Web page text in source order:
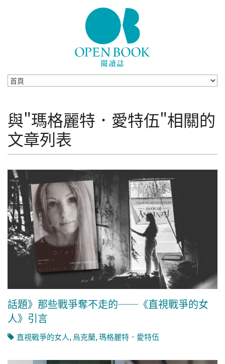
與"瑪格麗特．愛特伍"相關的
文章列表
話題》那些戰爭奪不走的──《直視戰爭的女
人》引言
直視戰爭的女人,烏克蘭,瑪格麗特．愛特伍